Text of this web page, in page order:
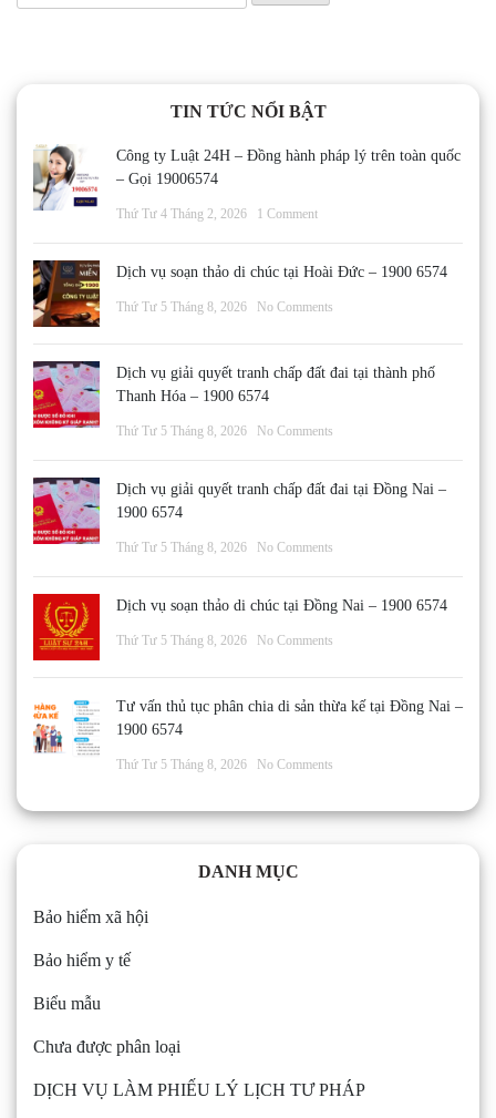
kiếm
TIN TỨC NỔI BẬT
Công ty Luật 24H – Đồng hành pháp lý trên toàn quốc
– Gọi 19006574
Thứ Tư 4 Tháng 2, 2026 1 Comment
Dịch vụ soạn thảo di chúc tại Hoài Đức – 1900 6574
Thứ Tư 5 Tháng 8, 2026 No Comments
Dịch vụ giải quyết tranh chấp đất đai tại thành phố
Thanh Hóa – 1900 6574
Thứ Tư 5 Tháng 8, 2026 No Comments
Dịch vụ giải quyết tranh chấp đất đai tại Đồng Nai –
1900 6574
Thứ Tư 5 Tháng 8, 2026 No Comments
Dịch vụ soạn thảo di chúc tại Đồng Nai – 1900 6574
Thứ Tư 5 Tháng 8, 2026 No Comments
Tư vấn thủ tục phân chia di sản thừa kế tại Đồng Nai –
1900 6574
Thứ Tư 5 Tháng 8, 2026 No Comments
DANH MỤC
Bảo hiểm xã hội
Bảo hiểm y tế
Biểu mẫu
Chưa được phân loại
DỊCH VỤ LÀM PHIẾU LÝ LỊCH TƯ PHÁP